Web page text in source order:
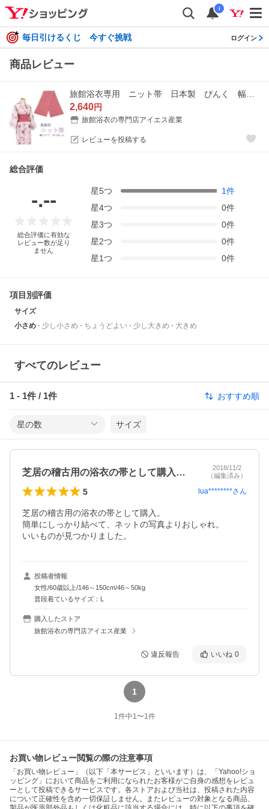
i
毎日引けるくじ 今すぐ挑戦 ログイン
商品レビュー
2,640円
旅館浴衣の専門店アイエス産業
レビューを投稿する
総合評価
-.--
総合評価に有効な
レビュー数が足り
ません
星5つ 1件
星4つ 0件
星3つ 0件
星2つ 0件
星1つ 0件
項目別評価
サイズ
小さめ
少し小さめ ちょうどよい 少し大きめ 大きめ
すべてのレビュー
1 - 1件 / 1件 おすすめ順
星の数 サイズ
芝居の稽古用の浴衣の帯として購入。簡単…
2018/11/2
（編集済み）
5 lua********さん
芝居の稽古用の浴衣の帯として購入。
簡単にしっかり結べて、ネットの写真よりおしゃれ。
いいものが見つかりました。
投稿者情報
女性/60歳以上/146～150cm/46～50kg
普段着ているサイズ：L
購入したストア
旅館浴衣の専門店アイエス産業
違反報告 いいね 0
1
1件中1〜1件
お買い物レビュー閲覧の際の注意事項
「お買い物レビュー」（以下「本サービス」といいます）は、「Yahoo!ショ
ッピング」において商品をご利用になられたお客様がご自身の感想をレビュ
ーとして投稿できるサービスです。各ストアおよび当社は、投稿された内容
について正確性を含め一切保証しません。またレビューの対象となる商品、